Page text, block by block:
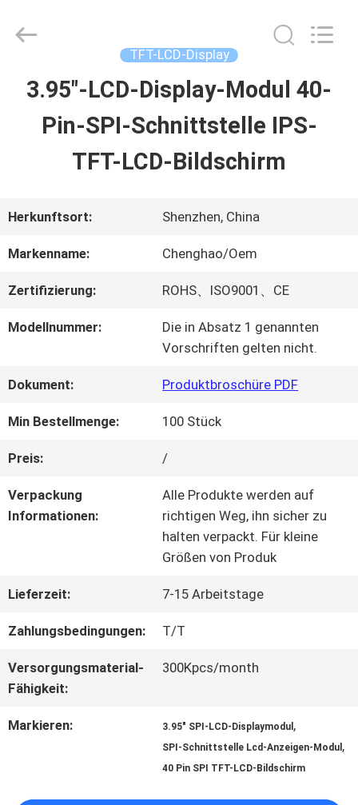
ZU
HAUSE
ÜBER
UNS
WERKSBESICHTIGUNG
KONTAKT
MIT
BITTE UM
EIN
ANGEBOT
SITEMAP
ChengHao
TFT-LCD-Display
3.95"-LCD-Display-Modul 40-
Pin-SPI-Schnittstelle IPS-
TFT-LCD-Bildschirm
Herkunftsort: Shenzhen, China
Markenname: Chenghao/Oem
Zertifizierung: ROHS、ISO9001、CE
Modellnummer:
Die in Absatz 1 genannten
Vorschriften gelten nicht.
Dokument: Produktbroschüre PDF
Min Bestellmenge: 100 Stück
Preis: /
Verpackung
Informationen:
Alle Produkte werden auf
richtigen Weg, ihn sicher zu
halten verpackt. Für kleine
Größen von Produk
Lieferzeit: 7-15 Arbeitstage
Zahlungsbedingungen: T/T
Versorgungsmaterial-
Fähigkeit:
300Kpcs/month
Markieren: 3.95" SPI-LCD-Displaymodul ,
SPI-Schnittstelle Lcd-Anzeigen-Modul ,
40 Pin SPI TFT-LCD-Bildschirm